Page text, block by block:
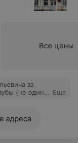
Все цены
за
Еще
адреса